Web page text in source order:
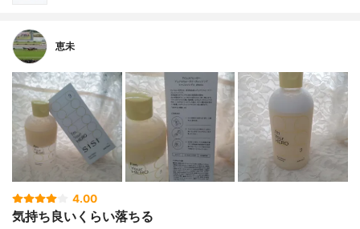
恵未
4.00
気持ち良いくらい落ちる